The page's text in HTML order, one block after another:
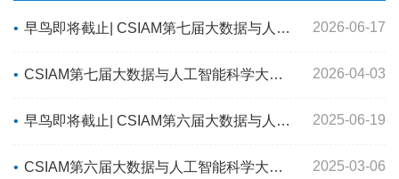
• 早鸟即将截止| CSIAM第七届大数据与人工智能科学大会欢迎您报名参会！ 2026-06-17
• CSIAM第七届大数据与人工智能科学大会通知 2026-04-03
• 早鸟即将截止| CSIAM第六届大数据与人工智能科学大会欢迎您报名参会！ 2025-06-19
• CSIAM第六届大数据与人工智能科学大会会议通知 2025-03-06